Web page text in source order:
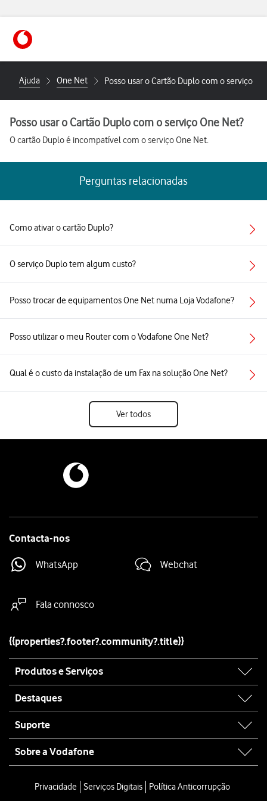
Ajuda One Net Posso usar o Cartão Duplo com o serviço
Posso usar o Cartão Duplo com o serviço One Net?
O cartão Duplo é incompatível com o serviço One Net.
Perguntas relacionadas
Como ativar o cartão Duplo?
O serviço Duplo tem algum custo?
Posso trocar de equipamentos One Net numa Loja Vodafone?
Posso utilizar o meu Router com o Vodafone One Net?
Qual é o custo da instalação de um Fax na solução One Net?
Ver todos
Contacta-nos
WhatsApp Webchat
Fala connosco
{{properties?.footer?.community?.title}}
map
Produtos e Serviços
Destaques
Suporte
Sobre a Vodafone
Privacidade Serviços Digitais Política Anticorrupção